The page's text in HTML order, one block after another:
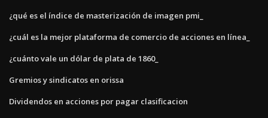
¿qué es el índice de masterización de imagen pmi_
¿cuál es la mejor plataforma de comercio de acciones en línea_
¿cuánto vale un dólar de plata de 1860_
Gremios y sindicatos en orissa
Dividendos en acciones por pagar clasificacion